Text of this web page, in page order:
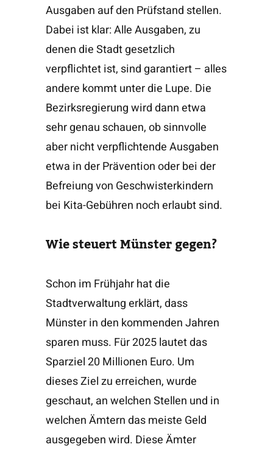
Ausgaben auf den Prüfstand stellen.
Dabei ist klar: Alle Ausgaben, zu
denen die Stadt gesetzlich
verpflichtet ist, sind garantiert – alles
andere kommt unter die Lupe. Die
Bezirksregierung wird dann etwa
sehr genau schauen, ob sinnvolle
aber nicht verpflichtende Ausgaben
etwa in der Prävention oder bei der
Befreiung von Geschwisterkindern
bei Kita-Gebühren noch erlaubt sind.
Wie steuert Münster gegen?
Schon im Frühjahr hat die
Stadtverwaltung erklärt, dass
Münster in den kommenden Jahren
sparen muss. Für 2025 lautet das
Sparziel 20 Millionen Euro. Um
dieses Ziel zu erreichen, wurde
geschaut, an welchen Stellen und in
welchen Ämtern das meiste Geld
ausgegeben wird. Diese Ämter